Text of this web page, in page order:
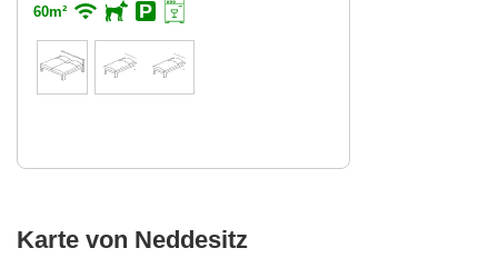
60m²
Karte von Neddesitz